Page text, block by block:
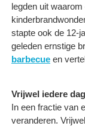
legden uit
stapte ook de 12-
geleden ernstige
barbecue en
Vrijwel iedere
In een fractie van
veranderen.